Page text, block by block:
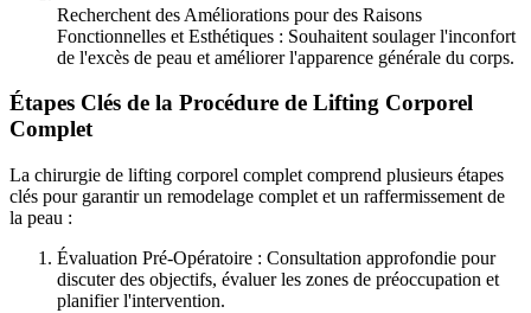
Recherchent des Améliorations pour des Raisons
Fonctionnelles et Esthétiques : Souhaitent soulager l'inconfort
de l'excès de peau et améliorer l'apparence générale du corps.
Étapes Clés de la Procédure de Lifting Corporel
Complet
La chirurgie de lifting corporel complet comprend plusieurs étapes
clés pour garantir un remodelage complet et un raffermissement de
la peau :
Évaluation Pré-Opératoire : Consultation approfondie pour
discuter des objectifs, évaluer les zones de préoccupation et
planifier l'intervention.